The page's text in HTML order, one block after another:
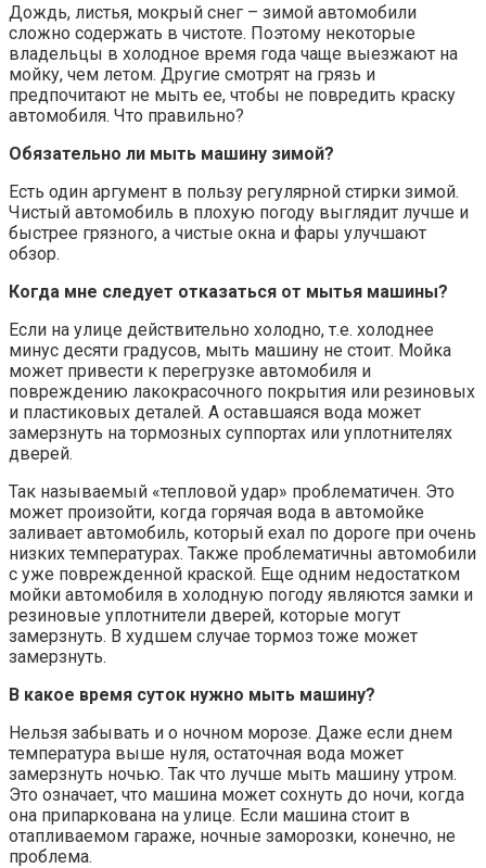
Дождь, листья, мокрый снег – зимой автомобили
сложно содержать в чистоте. Поэтому некоторые
владельцы в холодное время года чаще выезжают на
мойку, чем летом. Другие смотрят на грязь и
предпочитают не мыть ее, чтобы не повредить краску
автомобиля. Что правильно?
Обязательно ли мыть машину зимой?
Есть один аргумент в пользу регулярной стирки зимой.
Чистый автомобиль в плохую погоду выглядит лучше и
быстрее грязного, а чистые окна и фары улучшают
обзор.
Когда мне следует отказаться от мытья машины?
Если на улице действительно холодно, т.е. холоднее
минус десяти градусов, мыть машину не стоит. Мойка
может привести к перегрузке автомобиля и
повреждению лакокрасочного покрытия или резиновых
и пластиковых деталей. А оставшаяся вода может
замерзнуть на тормозных суппортах или уплотнителях
дверей.
Так называемый «тепловой удар» проблематичен. Это
может произойти, когда горячая вода в автомойке
заливает автомобиль, который ехал по дороге при очень
низких температурах. Также проблематичны автомобили
с уже поврежденной краской. Еще одним недостатком
мойки автомобиля в холодную погоду являются замки и
резиновые уплотнители дверей, которые могут
замерзнуть. В худшем случае тормоз тоже может
замерзнуть.
В какое время суток нужно мыть машину?
Нельзя забывать и о ночном морозе. Даже если днем ​​
температура выше нуля, остаточная вода может
замерзнуть ночью. Так что лучше мыть машину утром.
Это означает, что машина может сохнуть до ночи, когда
она припаркована на улице. Если машина стоит в
отапливаемом гараже, ночные заморозки, конечно, не
проблема.